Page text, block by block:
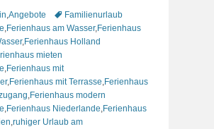
Angebote Schlagworte
Familienurlaub
Ferienhaus am Wasser, Ferienhaus
, Ferienhaus Holland
mieten
Ferienhaus mit
, Ferienhaus mit Terrasse Ferienhaus
Ferienhaus modern
Ferienhaus Niederlande Ferienhaus
ruhiger Urlaub am